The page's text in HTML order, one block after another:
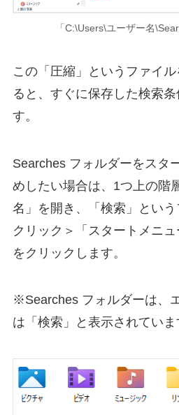
「C:\Users\ユーザー名
この「圧縮」というファイ
ると、すぐに保存した検索
す。
Searches フォルダーをスタ
めしたい場合は、1つ上の階
名」を開き、「検索」とい
クリック＞「スタートメニュ
をクリックします。
※Searches フォルダーは、
は「検索」と表示されていま